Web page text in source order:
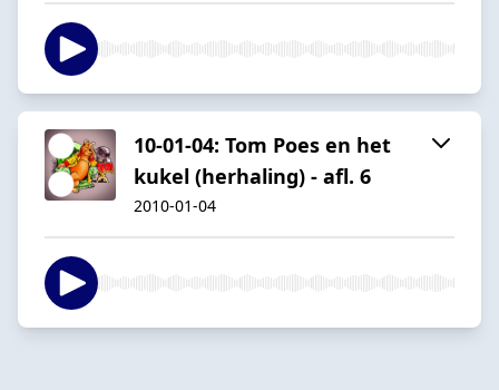
10-01-04: Tom Poes en het
kukel (herhaling) - afl. 6
2010-01-04